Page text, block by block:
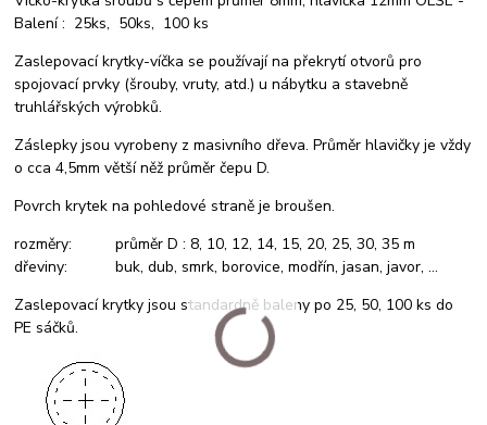
Balení : 25ks, 50ks, 100 ks
Zaslepovací krytky-víčka se používají na překrytí otvorů pro
spojovací prvky (šrouby, vruty, atd.) u nábytku a stavebně
truhlářských výrobků.
Záslepky jsou vyrobeny z masivního dřeva. Průměr hlavičky je vždy
o cca 4,5mm větší něž průměr čepu D.
Povrch krytek na pohledové straně je broušen.
rozměry: průměr D : 8, 10, 12, 14, 15, 20, 25, 30, 35 m
dřeviny: buk, dub, smrk, borovice, modřín, jasan, javor, ...
Zaslepovací krytky jsou standardně baleny po 25, 50, 100 ks do
PE sáčků.